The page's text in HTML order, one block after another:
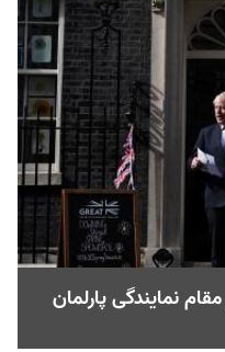
نمایندگی پارلمان